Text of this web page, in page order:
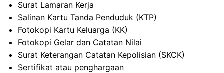
Surat Lamaran Kerja
Salinan Kartu Tanda Penduduk (KTP)
Fotokopi Kartu Keluarga (KK)
Fotokopi Gelar dan Catatan Nilai
Surat Keterangan Catatan Kepolisian (SKCK)
Sertifikat atau penghargaan